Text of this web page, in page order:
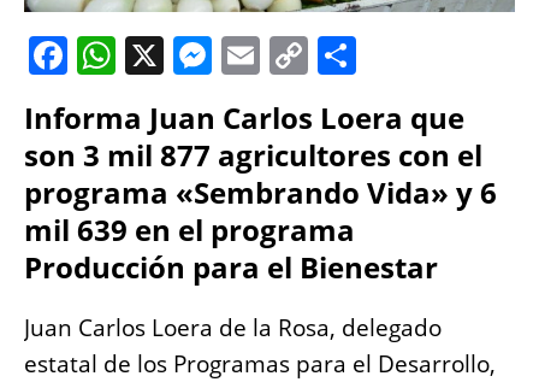
F
c
e
b
o
o
k
W
at
s
A
p
p
X M
ss
e
n
g
er
E
m
ai
l
C
p
y
Li
n
k
a
re
Informa Juan Carlos Loera que
son 3 mil 877 agricultores con el
programa «Sembrando Vida» y 6
mil 639 en el programa
Producción para el Bienestar
Juan Carlos Loera de la Rosa, delegado
estatal de los Programas para el Desarrollo,